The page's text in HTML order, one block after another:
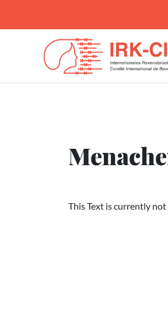
This Text is currently